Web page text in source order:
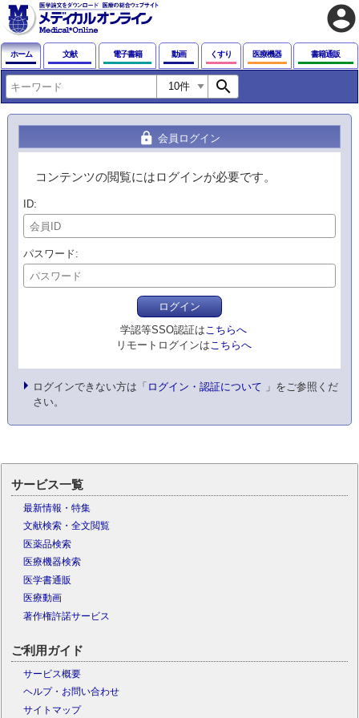
account_circle
ホーム 文献 電子書籍 動画 くすり 医療機器 書籍通販
search
lock 会員ログイン
コンテンツの閲覧にはログインが必要です。
ID
パスワード
ログイン
学認等SSO認証はこちらへ
リモートログインはこちらへ
ログインできない方は「 ログイン・認証について 」をご参照くだ
さい。
サービス一覧
最新情報・特集
文献検索・全文閲覧
医薬品検索
医療機器検索
医学書通販
医療動画
著作権許諾サービス
ご利用ガイド
サービス概要
ヘルプ・お問い合わせ
サイトマップ